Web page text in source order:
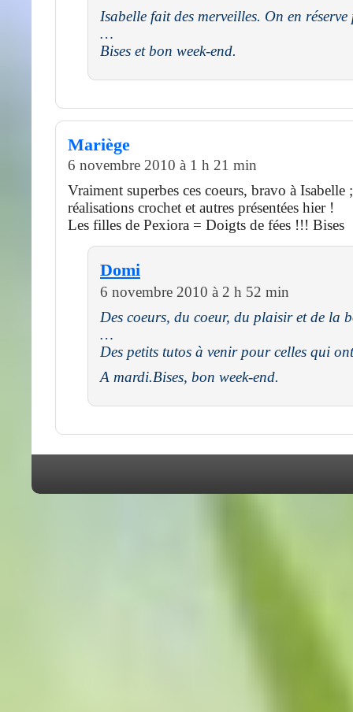
Isabelle fait des merveilles. On en
…
Bises et bon week-end.
Mariège
6 novembre 2010 à 1 h 21 min
Vraiment superbes ces coeurs, bravo à Isabelle
réalisations crochet et autres présentées hier !
Les filles de Pexiora = Doigts de fées !!! Bises
Domi
6 novembre 2010 à 2 h 52 min
Des coeurs, du coeur, du plaisir et de la
…
Des petits tutos à venir pour celles qui
A mardi.Bises, bon week-end.